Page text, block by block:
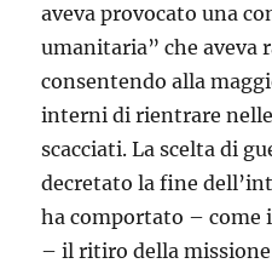
aveva provocato una
umanitaria” che
consentendo alla
interni di rientrare
scacciati. La scelta di
decretato la fine
ha comportato – come
– il ritiro della missione